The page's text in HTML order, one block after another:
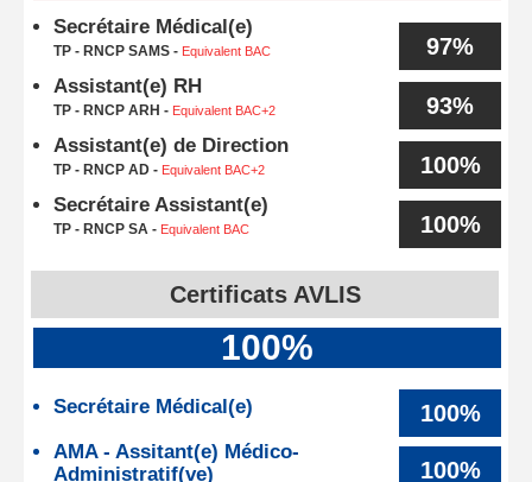
Secrétaire Médical(e)
TP - RNCP SAMS - Equivalent BAC 97%
Assistant(e) RH
TP - RNCP ARH - Equivalent BAC+2 93%
Assistant(e) de Direction
TP - RNCP AD - Equivalent BAC+2 100%
Secrétaire Assistant(e)
TP - RNCP SA - Equivalent BAC 100%
Certificats AVLIS
100%
Secrétaire Médical(e) 100%
AMA - Assitant(e) Médico-
Administratif(ve)
100%